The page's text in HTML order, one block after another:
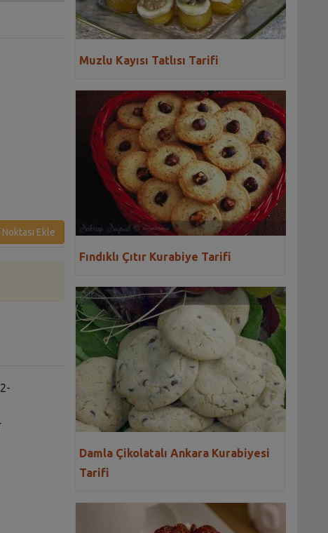
Ekle
Muzlu Kayısı Tatlısı Tarifi
Fındıklı Çıtır Kurabiye Tarifi
Damla Çikolatalı Ankara Kurabiyesi
Tarifi